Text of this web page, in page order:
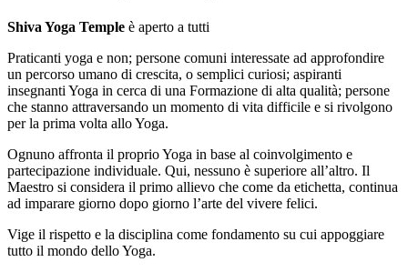
Shiva Yoga Temple è aperto a tutti
Praticanti yoga e non; persone comuni interessate ad approfondire
un percorso umano di crescita, o semplici curiosi; aspiranti
insegnanti Yoga in cerca di una Formazione di alta qualità; persone
che stanno attraversando un momento di vita difficile e si rivolgono
per la prima volta allo Yoga.
Ognuno affronta il proprio Yoga in base al coinvolgimento e
partecipazione individuale. Qui, nessuno è superiore all’altro. Il
Maestro si considera il primo allievo che come da etichetta, continua
ad imparare giorno dopo giorno l’arte del vivere felici.
Vige il rispetto e la disciplina come fondamento su cui appoggiare
tutto il mondo dello Yoga.